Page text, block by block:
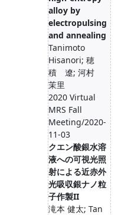
alloy by
electropulsing
and annealing
Tanimoto
Hisanori; 穂
積 遼; 河村
茉里
2020 Virtual
MRS Fall
Meeting/2020-
11-03
クエン酸銀水溶
液への可視光照
射による近赤外
光吸収銀ナノ粒
子作製II
滝本 健太; Tan